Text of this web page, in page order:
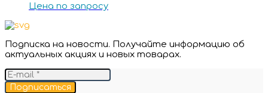
Цена по запросу
Подписка на новости. Получайте информацию об
актуальных акциях и новых товарах.
Подписаться